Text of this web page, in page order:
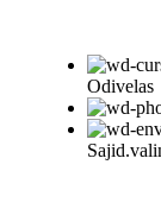
Odivelas